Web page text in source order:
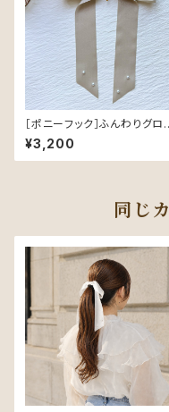
［ポニーフック］ふんわりグロ
ボン／Beige｜つやめく軽や
なヘアリボン
¥3,200
同じ